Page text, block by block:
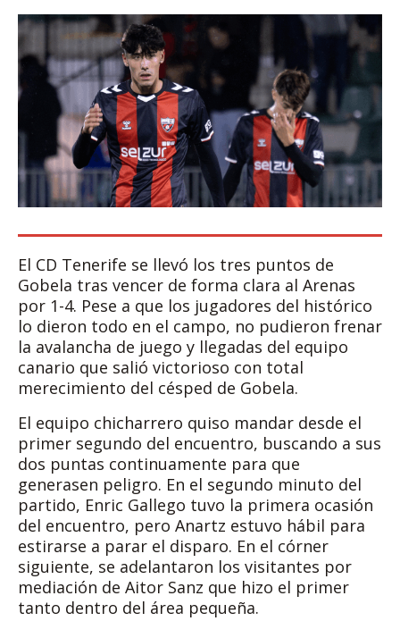
El CD Tenerife se llevó los tres puntos de
Gobela tras vencer de forma clara al Arenas
por 1-4. Pese a que los jugadores del histórico
lo dieron todo en el campo, no pudieron frenar
la avalancha de juego y llegadas del equipo
canario que salió victorioso con total
merecimiento del césped de Gobela.
El equipo chicharrero quiso mandar desde el
primer segundo del encuentro, buscando a sus
dos puntas continuamente para que
generasen peligro. En el segundo minuto del
partido, Enric Gallego tuvo la primera ocasión
del encuentro, pero Anartz estuvo hábil para
estirarse a parar el disparo. En el córner
siguiente, se adelantaron los visitantes por
mediación de Aitor Sanz que hizo el primer
tanto dentro del área pequeña.